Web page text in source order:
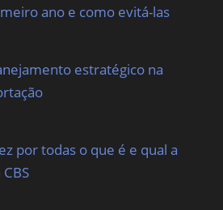
ano e como evitá-las
estratégico na
por todas o que é e qual a